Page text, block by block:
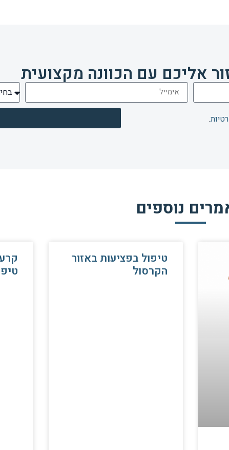
אליכם עם הכוונה מקצועית
.
נוספים
טיפול בפציעות באזור
הקרסול